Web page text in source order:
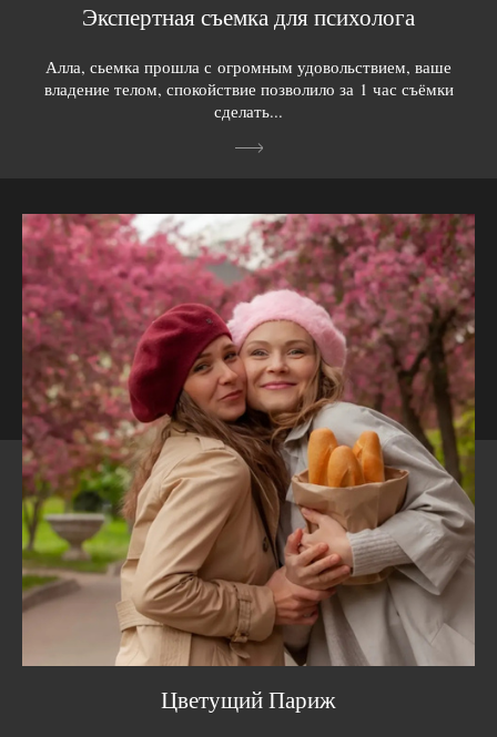
Экспертная съемка для психолога
Алла, сьемка прошла с огромным удовольствием, ваше
владение телом, спокойствие позволило за 1 час съёмки
сделать...
Цветущий Париж